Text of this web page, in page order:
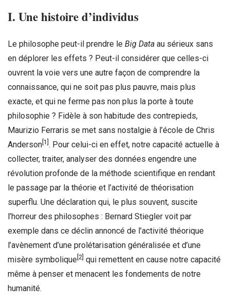
I. Une histoire d’individus
Le philosophe peut-il prendre le Big Data au sérieux sans
en déplorer les effets ? Peut-il considérer que celles-ci
ouvrent la voie vers une autre façon de comprendre la
connaissance, qui ne soit pas plus pauvre, mais plus
exacte, et qui ne ferme pas non plus la porte à toute
philosophie ? Fidèle à son habitude des contrepieds,
Maurizio Ferraris se met sans nostalgie à l’école de Chris
Anderson [1] . Pour celui-ci en effet, notre capacité actuelle à
collecter, traiter, analyser des données engendre une
révolution profonde de la méthode scientifique en rendant
le passage par la théorie et l’activité de théorisation
superflu. Une déclaration qui, le plus souvent, suscite
l’horreur des philosophes : Bernard Stiegler voit par
exemple dans ce déclin annoncé de l’activité théorique
l’avènement d’une prolétarisation généralisée et d’une
misère symbolique [2] qui remettent en cause notre capacité
même à penser et menacent les fondements de notre
humanité.